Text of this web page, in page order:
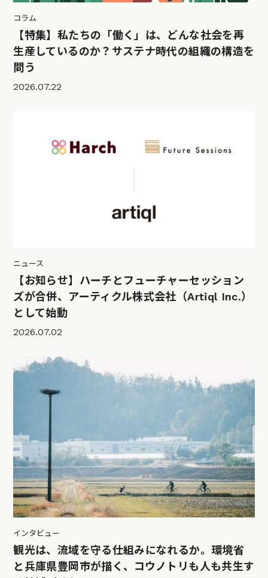
コラム
【特集】私たちの「働く」は、どんな社会を再
生産しているのか？サステナ時代の組織の構造を
問う
2026.07.22
ニュース
【お知らせ】ハーチとフューチャーセッション
ズが合併、アーティクル株式会社（Artiql Inc.）
として始動
2026.07.02
インタビュー
観光は、流域を守る仕組みになれるか。環境省
と兵庫県豊岡市が描く、コウノトリも人も共生す